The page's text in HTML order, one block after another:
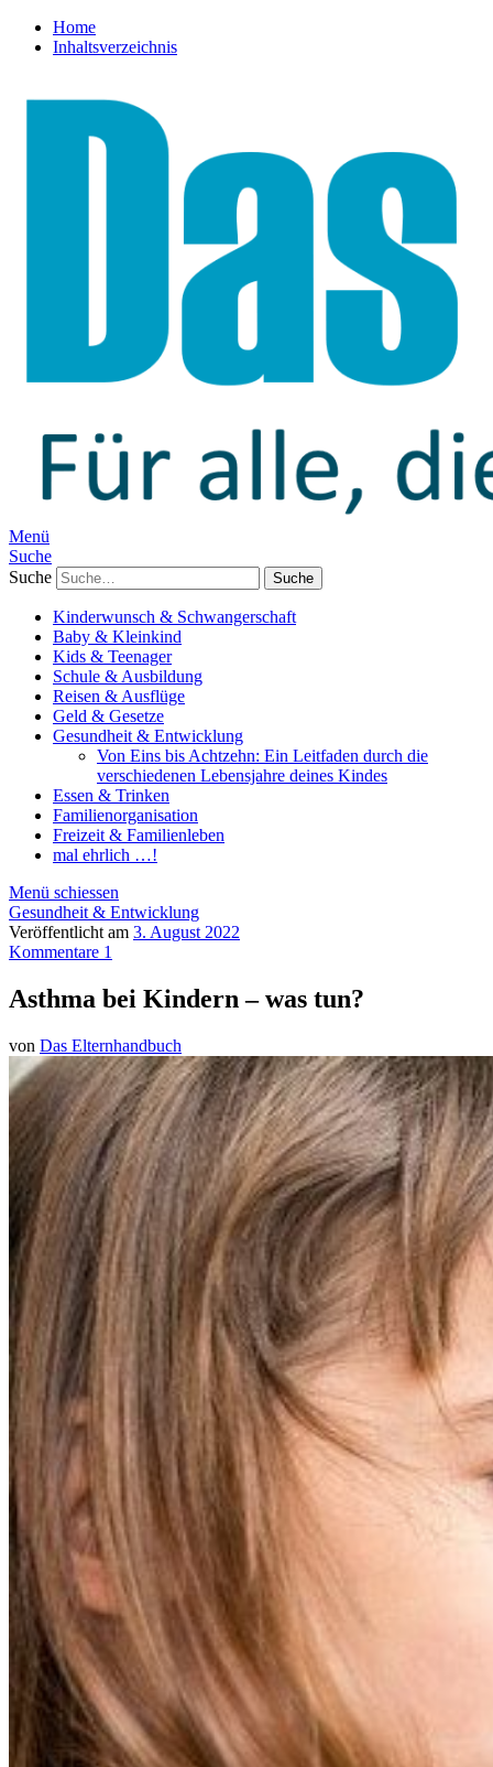
Home
Inhaltsverzeichnis
Menü
Suche
Suche
Kinderwunsch & Schwangerschaft
Baby & Kleinkind
Kids & Teenager
Schule & Ausbildung
Reisen & Ausflüge
Geld & Gesetze
Gesundheit & Entwicklung
Von Eins bis Achtzehn: Ein Leitfaden durch die
verschiedenen Lebensjahre deines Kindes
Essen & Trinken
Familienorganisation
Freizeit & Familienleben
mal ehrlich …!
Menü schiessen
Gesundheit & Entwicklung
Veröffentlicht am 3. August 2022
Kommentare 1
Asthma bei Kindern – was tun?
von Das Elternhandbuch